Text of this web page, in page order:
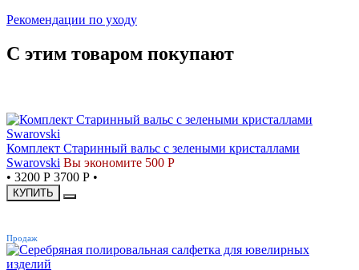
Рекомендации по уходу
С этим товаром покупают
Комплект Старинный вальс с зелеными кристаллами
Swarovski Вы экономите 500 Р
• 3200 Р 3700 Р •
КУПИТЬ
Продаж